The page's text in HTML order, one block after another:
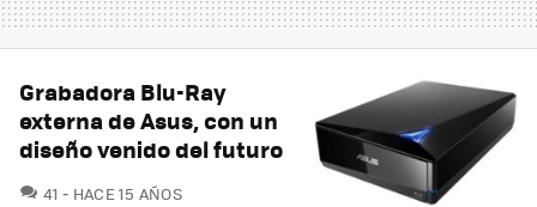
Grabadora Blu-Ray
externa de Asus, con un
diseño venido del futuro
41 COMENTARIOS
HACE 15 AÑOS